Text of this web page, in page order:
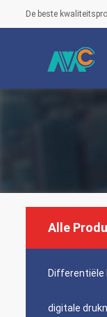
De beste
Alle
Differentiële
digitale